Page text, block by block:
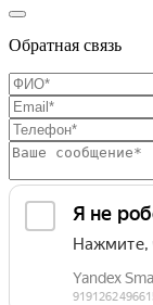
Обратная связь